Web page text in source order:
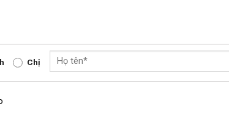
cùng bộ hoặc kết hợp với các mẫu chậu khác như
Chị